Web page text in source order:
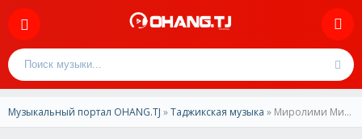
Музыкальный портал OHANG.TJ »Таджикская музыка » Миролими Мирсафо-Ишки синасузам